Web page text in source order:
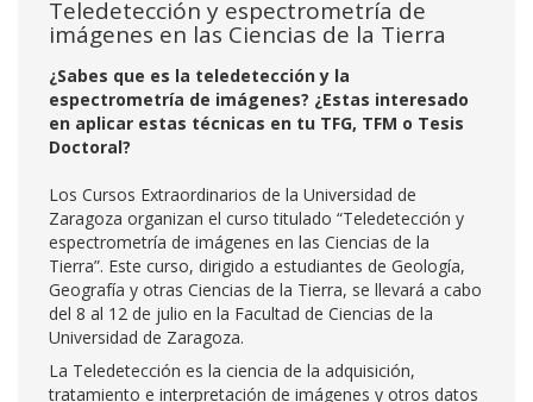
Teledetección y espectrometría de
imágenes en las Ciencias de la Tierra
¿Sabes que es la teledetección y la
espectrometría de imágenes? ¿Estas interesado
en aplicar estas técnicas en tu TFG, TFM o Tesis
Doctoral?
Los Cursos Extraordinarios de la Universidad de
Zaragoza organizan el curso titulado “Teledetección y
espectrometría de imágenes en las Ciencias de la
Tierra”. Este curso, dirigido a estudiantes de Geología,
Geografía y otras Ciencias de la Tierra, se llevará a cabo
del 8 al 12 de julio en la Facultad de Ciencias de la
Universidad de Zaragoza.
La Teledetección es la ciencia de la adquisición,
tratamiento e interpretación de imágenes y otros datos